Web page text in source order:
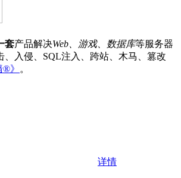
套产品解决Web、游戏、数据库等服务器
、入侵、SQL注入、跨站、木马、篡改
®》 。
详情